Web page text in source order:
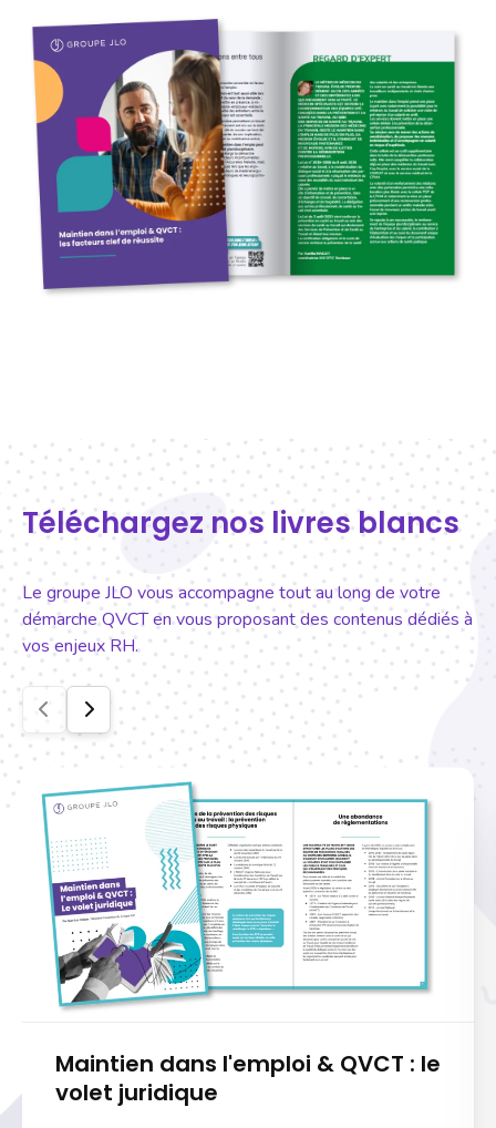
Téléchargez nos livres blancs
Le groupe JLO vous accompagne tout au long de votre
démarche QVCT en vous proposant des contenus dédiés à
vos enjeux RH.
Précédent
Suivant
Maintien dans l'emploi & QVCT : le
volet juridique